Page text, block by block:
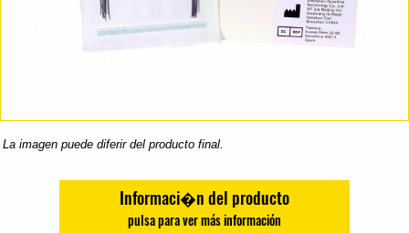
La imagen puede diferir del producto final.
Informaci�n del producto